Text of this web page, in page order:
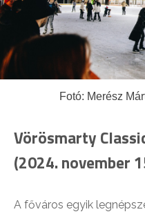
Fotó: Merész
Vörösmarty
(2024. november
A főváros egyik